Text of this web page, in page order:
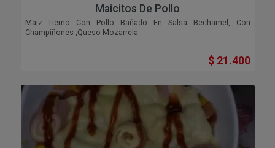
Maicitos De Pollo
Maiz Tierno Con Pollo Bañado En Salsa Bechamel, Con
Champiñones ,queso Mozarrela
$ 21.400